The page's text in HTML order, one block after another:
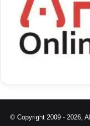
© Copyright 2009 - 2026,